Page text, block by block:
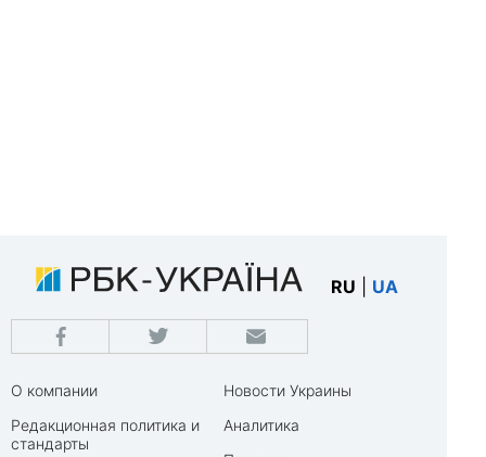
RU UA
О компании
Редакционная политика и
стандарты
Новости Украины
Аналитика